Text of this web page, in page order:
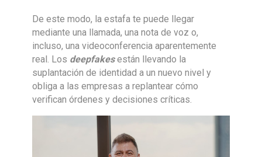
De este modo, la estafa te puede llegar
mediante una llamada, una nota de voz o,
incluso, una videoconferencia aparentemente
real. Los deepfakesestán llevando la
suplantación de identidad a un nuevo nivel y
obliga a las empresas a replantear cómo
verifican órdenes y decisiones críticas.